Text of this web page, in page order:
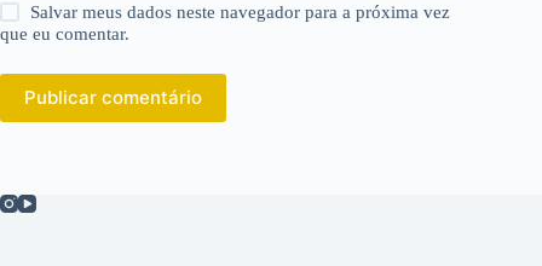
Salvar meus dados neste navegador para a próxima vez
que eu comentar.
Publicar comentário